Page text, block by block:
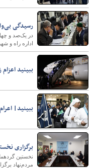
رسیدگی
اداره راه و
ببینید
ببینید|
برگزاری
نخستین
مردم‌نهاد